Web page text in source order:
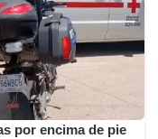
por encima de pie